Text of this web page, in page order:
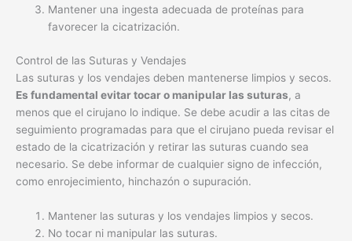
Mantener una ingesta adecuada de proteínas para
favorecer la cicatrización.
Control de las Suturas y Vendajes
Las suturas y los vendajes deben mantenerse limpios y secos.
Es fundamental evitar tocar o manipular las suturas, a
menos que el cirujano lo indique. Se debe acudir a las citas de
seguimiento programadas para que el cirujano pueda revisar el
estado de la cicatrización y retirar las suturas cuando sea
necesario. Se debe informar de cualquier signo de infección,
como enrojecimiento, hinchazón o supuración.
Mantener las suturas y los vendajes limpios y secos.
No tocar ni manipular las suturas.